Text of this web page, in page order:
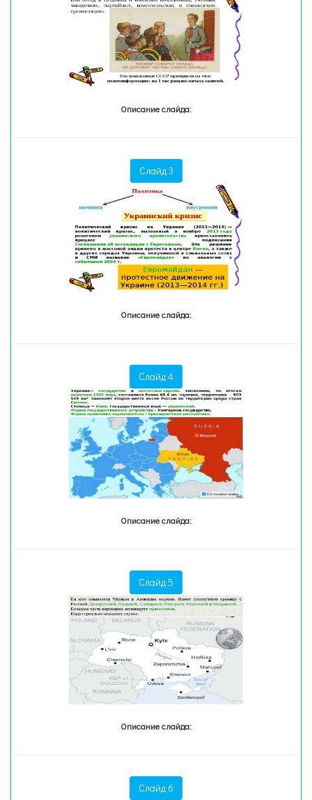
Описание слайда:
Слайд 3
Описание слайда:
Слайд 4
Описание слайда:
Слайд 5
Описание слайда:
Слайд 6